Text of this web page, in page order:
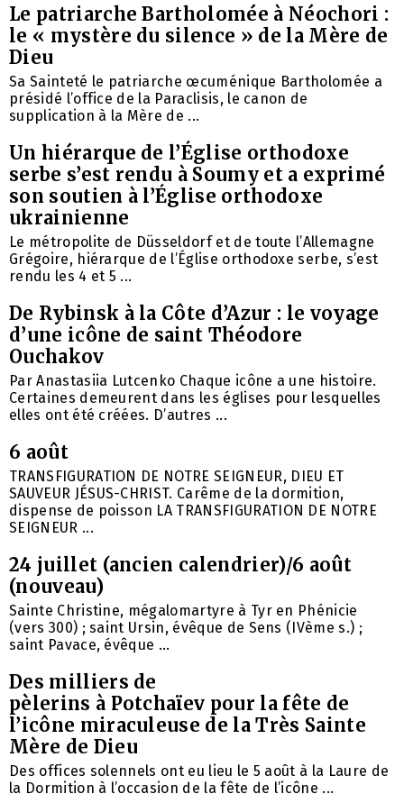
Le patriarche Bartholomée à Néochori :
le « mystère du silence » de la Mère de
Dieu
Sa Sainteté le patriarche œcuménique Bartholomée a
présidé l’office de la Paraclisis, le canon de
supplication à la Mère de ...
Un hiérarque de l’Église orthodoxe
serbe s’est rendu à Soumy et a exprimé
son soutien à l’Église orthodoxe
ukrainienne
Le métropolite de Düsseldorf et de toute l’Allemagne
Grégoire, hiérarque de l’Église orthodoxe serbe, s’est
rendu les 4 et 5 ...
De Rybinsk à la Côte d’Azur : le voyage
d’une icône de saint Théodore
Ouchakov
Par Anastasiia Lutcenko Chaque icône a une histoire.
Certaines demeurent dans les églises pour lesquelles
elles ont été créées. D’autres ...
6 août
TRANSFIGURATION DE NOTRE SEIGNEUR, DIEU ET
SAUVEUR JÉSUS-CHRIST. Carême de la dormition,
dispense de poisson LA TRANSFIGURATION DE NOTRE
SEIGNEUR ...
24 juillet (ancien calendrier)/6 août
(nouveau)
Sainte Christine, mégalomartyre à Tyr en Phénicie
(vers 300) ; saint Ursin, évêque de Sens (IVème s.) ;
saint Pavace, évêque ...
Des milliers de
pèlerins à Potchaïev pour la fête de
l’icône miraculeuse de la Très Sainte
Mère de Dieu
Des offices solennels ont eu lieu le 5 août à la Laure de
la Dormition à l’occasion de la fête de l’icône ...